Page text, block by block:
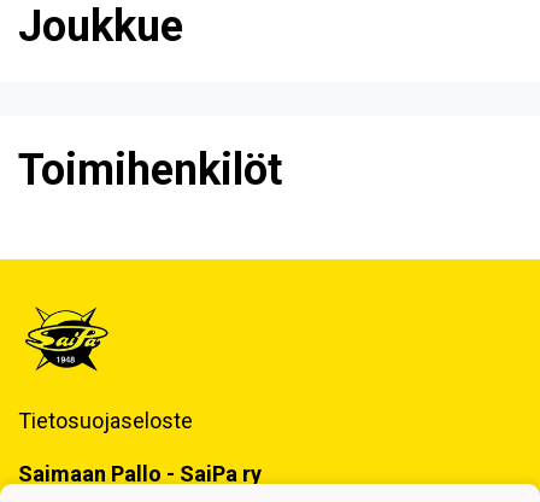
Joukkue
Toimihenkilöt
Tietosuojaseloste
Saimaan Pallo - SaiPa ry